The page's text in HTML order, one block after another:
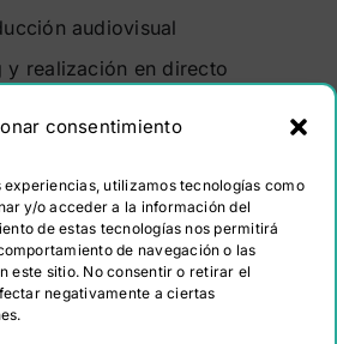
consentimiento
utilizamos tecnologías como
y/o acceder a la información del
de estas tecnologías nos permitirá
de navegación o las
este sitio. No consentir o retirar el
negativamente a ciertas
audiovisual
y realización en directo
nosotros
Portfolio
Contacto